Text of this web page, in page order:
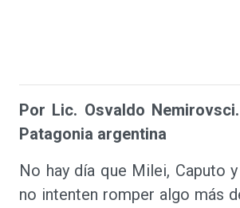
Por Lic. Osvaldo
Patagonia argentina
No hay día que Milei, Caputo
no intenten romper algo más